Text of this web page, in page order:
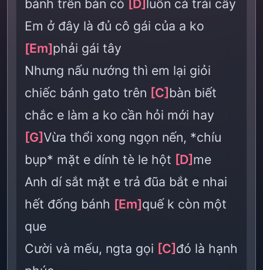
bánh trên bàn có [D]luôn cả trái cây
Em ở đây là đủ cô gái của a ko
[Em]phải gái tây
Nhưng nấu nướng thì em lại giỏi
chiếc bánh gato trên [C]bàn biết
chắc e làm a ko cần hỏi mới hay
[G]Vừa thổi xong ngọn nến, *chíu
bụp* mặt e dính tè le hột [D]me
Anh dí sắt mặt e trả đũa bắt e nhai
hết đống bánh [Em]quế k còn một
que
Cười và mếu, ngta gọi [C]đó là hạnh